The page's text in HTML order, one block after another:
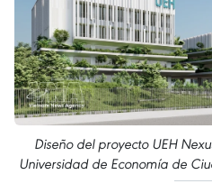
Diseño del proyecto UEH
Universidad de Economía de